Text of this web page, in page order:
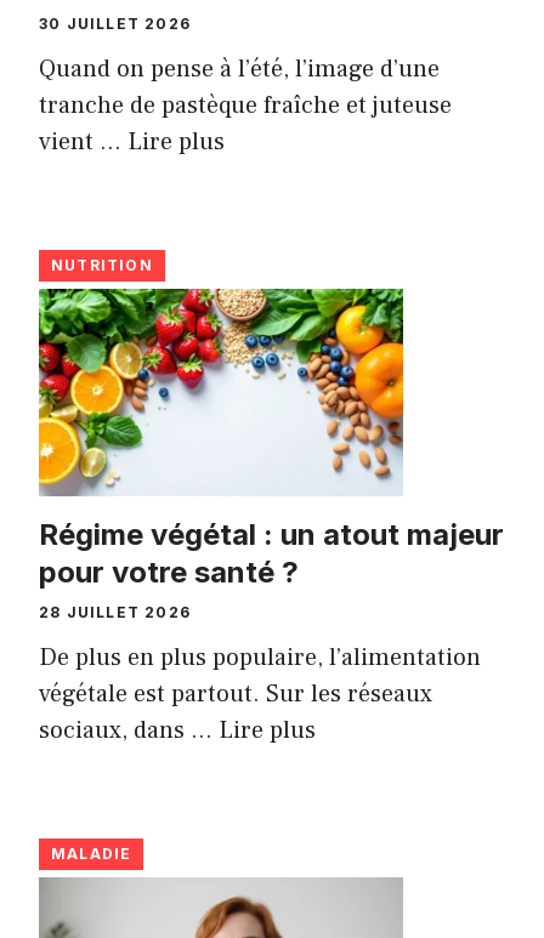
30 JUILLET 2026
Quand on pense à l’été, l’image d’une
tranche de pastèque fraîche et juteuse
vient ... Lire plus
NUTRITION
Régime végétal : un atout majeur
pour votre santé ?
28 JUILLET 2026
De plus en plus populaire, l’alimentation
végétale est partout. Sur les réseaux
sociaux, dans ... Lire plus
MALADIE